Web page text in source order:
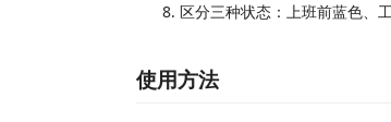
区分三种状态：上班前蓝色、
使用方法